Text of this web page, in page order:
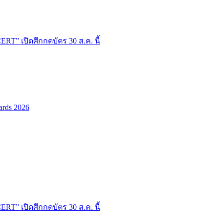
เปิดศึกกดบัตร 30 ส.ค. นี้
2026
เปิดศึกกดบัตร 30 ส.ค. นี้